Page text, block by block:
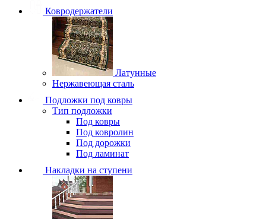
Ковродержатели
Латунные
Нержавеющая сталь
Подложки под ковры
Тип подложки
Под ковры
Под ковролин
Под дорожки
Под ламинат
Накладки на ступени